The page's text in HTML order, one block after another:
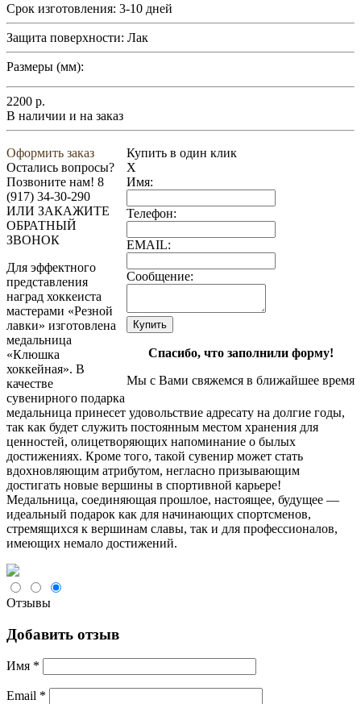
Срок изготовления: 3-10 дней
Защита поверхности: Лак
Размеры (мм):
2200 р.
В наличии и на заказ
Оформить заказ
Купить в один клик
X
Имя:
Телефон:
EMAIL:
Сообщение:
Спасибо, что заполнили форму!
Мы с Вами свяжемся в ближайшее время
Остались вопросы?
Позвоните нам! 8
(917) 34-30-290
ИЛИ ЗАКАЖИТЕ
ОБРАТНЫЙ
ЗВОНОК
Для эффектного
представления
наград хоккеиста
мастерами «Резной
лавки» изготовлена
медальница
«Клюшка
хоккейная». В
качестве
сувенирного подарка
медальница принесет удовольствие адресату на долгие годы,
так как будет служить постоянным местом хранения для
ценностей, олицетворяющих напоминание о былых
достижениях. Кроме того, такой сувенир может стать
вдохновляющим атрибутом, негласно призывающим
достигать новые вершины в спортивной карьере!
Медальница, соединяющая прошлое, настоящее, будущее —
идеальный подарок как для начинающих спортсменов,
стремящихся к вершинам славы, так и для профессионалов,
имеющих немало достижений.
Отзывы
Добавить отзыв
Имя *
Email *